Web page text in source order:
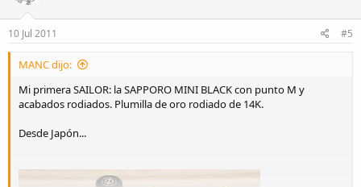
10 Jul 2011 #5
MANC dijo:
Mi primera SAILOR: la SAPPORO MINI BLACK con punto M y
acabados rodiados. Plumilla de oro rodiado de 14K.
Desde Japón...